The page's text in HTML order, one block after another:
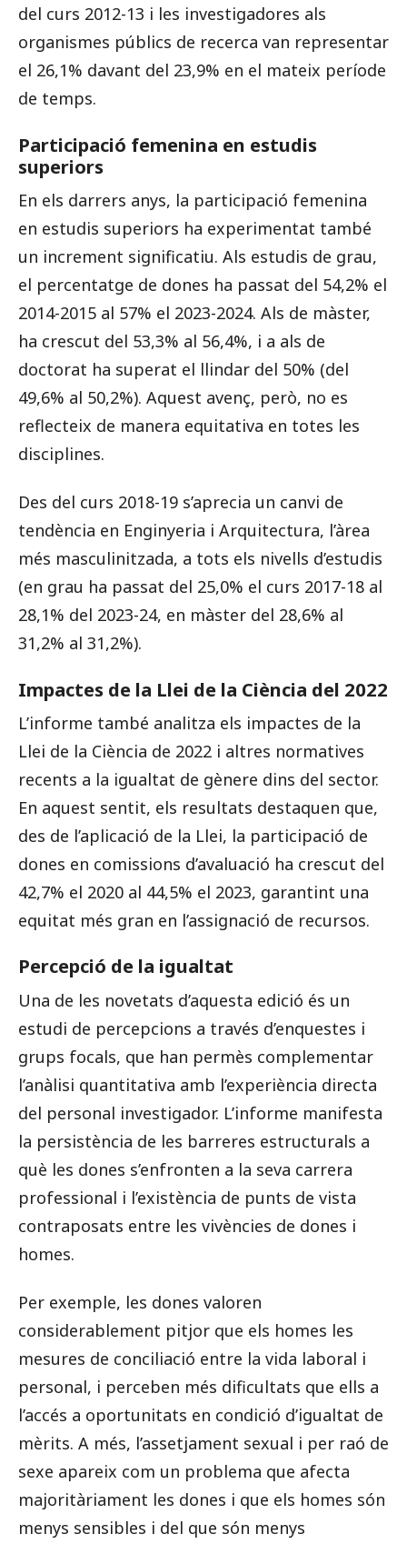
del curs 2012-13 i les investigadores als
organismes públics de recerca van representar
el 26,1% davant del 23,9% en el mateix període
de temps.
Participació femenina en estudis
superiors
En els darrers anys, la participació femenina
en estudis superiors ha experimentat també
un increment significatiu. Als estudis de grau,
el percentatge de dones ha passat del 54,2% el
2014-2015 al 57% el 2023-2024. Als de màster,
ha crescut del 53,3% al 56,4%, i a als de
doctorat ha superat el llindar del 50% (del
49,6% al 50,2%). Aquest avenç, però, no es
reflecteix de manera equitativa en totes les
disciplines.
Des del curs 2018-19 s’aprecia un canvi de
tendència en Enginyeria i Arquitectura, l’àrea
més masculinitzada, a tots els nivells d’estudis
(en grau ha passat del 25,0% el curs 2017-18 al
28,1% del 2023-24, en màster del 28,6% al
31,2% al 31,2%).
Impactes de la Llei de la Ciència del 2022
L’informe també analitza els impactes de la
Llei de la Ciència de 2022 i altres normatives
recents a la igualtat de gènere dins del sector.
En aquest sentit, els resultats destaquen que,
des de l’aplicació de la Llei, la participació de
dones en comissions d’avaluació ha crescut del
42,7% el 2020 al 44,5% el 2023, garantint una
equitat més gran en l’assignació de recursos.
Percepció de la igualtat
Una de les novetats d’aquesta edició és un
estudi de percepcions a través d’enquestes i
grups focals, que han permès complementar
l’anàlisi quantitativa amb l’experiència directa
del personal investigador. L’informe manifesta
la persistència de les barreres estructurals a
què les dones s’enfronten a la seva carrera
professional i l’existència de punts de vista
contraposats entre les vivències de dones i
homes.
Per exemple, les dones valoren
considerablement pitjor que els homes les
mesures de conciliació entre la vida laboral i
personal, i perceben més dificultats que ells a
l’accés a oportunitats en condició d’igualtat de
mèrits. A més, l’assetjament sexual i per raó de
sexe apareix com un problema que afecta
majoritàriament les dones i que els homes són
menys sensibles i del que són menys